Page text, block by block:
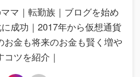
マ｜転勤族｜ブログを始め
成功｜2017年から仮想通貨
お金も将来のお金も賢く増や
コツを紹介｜